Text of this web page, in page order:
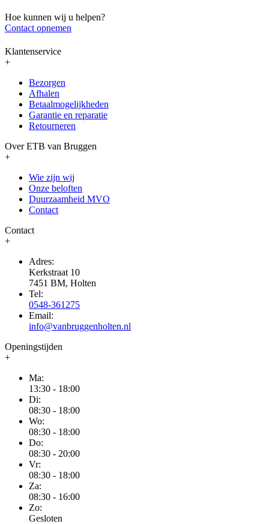
Hoe kunnen wij u helpen?
Contact opnemen
Klantenservice
+
Bezorgen
Afhalen
Betaalmogelijkheden
Garantie en reparatie
Retourneren
Over ETB van Bruggen
+
Wie zijn wij
Onze beloften
Duurzaamheid MVO
Contact
Contact
+
Adres:
Kerkstraat 10
7451 BM, Holten
Tel:
0548-361275
Email:
info@vanbruggenholten.nl
Openingstijden
+
Ma:
13:30 - 18:00
Di:
08:30 - 18:00
Wo:
08:30 - 18:00
Do:
08:30 - 20:00
Vr:
08:30 - 18:00
Za:
08:30 - 16:00
Zo:
Gesloten